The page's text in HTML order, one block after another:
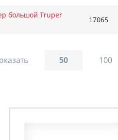
большой Truper
17065
50 100